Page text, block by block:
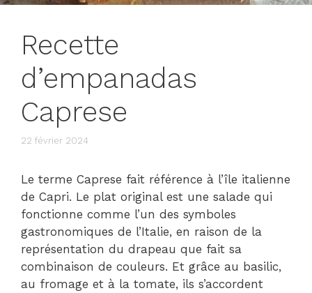
Recette
d’empanadas
Caprese
22 février 2024
Le terme Caprese fait référence à l’île italienne
de Capri. Le plat original est une salade qui
fonctionne comme l’un des symboles
gastronomiques de l’Italie, en raison de la
représentation du drapeau que fait sa
combinaison de couleurs. Et grâce au basilic,
au fromage et à la tomate, ils s’accordent